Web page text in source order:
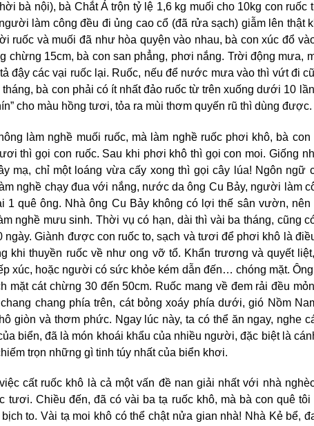
bà nội), bà Chắt Ả trộn tỷ lệ 1,6 kg muối cho 10kg con ruốc
làm công đều đi ủng cao cổ (đã rửa sạch) giẫm lên thật
ruốc và muối đã như hòa quyện vào nhau, bà con xúc đổ
chừng 15cm, bà con san phẳng, phơi nắng. Trời động mưa,
đậy các vại ruốc lại. Ruốc, nếu để nước mưa vào thì vứt đi
tháng, bà con phải có ít nhất đảo ruốc từ trên xuống dưới 10
cho màu hồng tươi, tỏa ra mùi thơm quyến rũ thì dùng được.
làm nghề muối ruốc, mà làm nghề ruốc phơi khô, bà
thì gọi con ruốc. Sau khi phơi khô thì gọi con moi. Giống
mạ, chỉ một loáng vừa cấy xong thì gọi cây lúa! Ngôn ngữ
nghề chạy đua với nắng, nước da ông Cu Bảy, người làm
1 quê ông. Nhà ông Cu Bảy không có lợi thế sân vườn, nên
nghề mưu sinh. Thời vụ có hạn, dài thì vài ba tháng, cũng
ngày. Giành được con ruốc to, sạch và tươi để phơi khô là
khi thuyền ruốc về như ong vỡ tổ. Khẩn trương và quyết
xúc, hoặc người có sức khỏe kém dẫn đến… chóng mặt.
mặt cát chừng 30 đến 50cm. Ruốc mang về đem rải đều
chang phía trên, cát bỏng xoáy phía dưới, gió Nồm
giòn và thơm phức. Ngay lúc này, ta có thể ăn ngay, nghe
biển, đã là món khoái khẩu của nhiều người, đặc biệt là
trọn những gì tinh túy nhất của biển khơi.
cất ruốc khô là cả một vấn đề nan giải nhất với nhà
tươi. Chiều đến, đã có vài ba tạ ruốc khô, mà bà con quê
to. Vài tạ moi khô có thể chật nửa gian nhà! Nhà Kẻ bể,